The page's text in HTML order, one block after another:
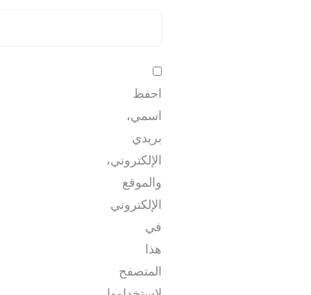
احفظ
اسمي،
بريدي
الإلكتروني،
والموقع
الإلكتروني
في
هذا
المتصفح